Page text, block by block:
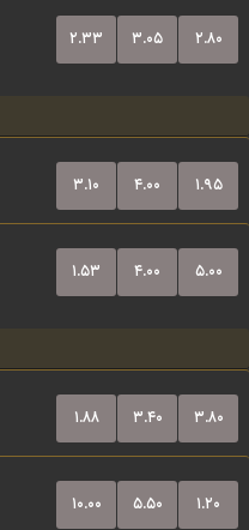
۲.۳۳ ۳.۰۵ ۲.۸۰
۳.۱۰ ۴.۰۰ ۱.۹۵
۱.۵۳ ۴.۰۰ ۵.۰۰
۱.۸۸ ۳.۴۰ ۳.۸۰
۱۰.۰۰ ۵.۵۰ ۱.۲۰